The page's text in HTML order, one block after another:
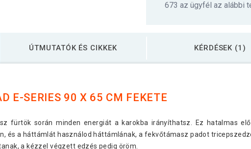
673 az ügyfél az alábbi
ÚTMUTATÓK ÉS CIKKEK KÉRDÉSEK (1)
E-SERIES 90 X 65 CM FEKETE
fürtök során minden energiát a karokba irányíthatsz. Ez hatalmas
és a háttámlát használod háttámlának, a fekvőtámasz padot
a kézzel végzett edzés pedig öröm.